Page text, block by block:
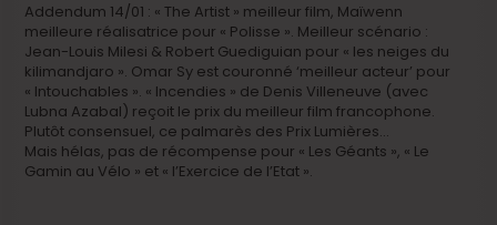
Addendum 14/01 : « The Artist » meilleur film, Maïwenn
meilleure réalisatrice pour « Polisse ». Meilleur scénario :
Jean-Louis Milesi & Robert Guediguian pour « les neiges du
kilimandjaro ». Omar Sy est couronné ‘meilleur acteur’ pour
« Intouchables ». « Incendies » de Denis Villeneuve (avec
Lubna Azabal) reçoit le prix du meilleur film francophone.
Plutôt consensuel, ce palmarès des Prix Lumières…
Mais hélas, pas de récompense pour « Les Géants », « Le
Gamin au Vélo » et « l’Exercice de l’Etat ».